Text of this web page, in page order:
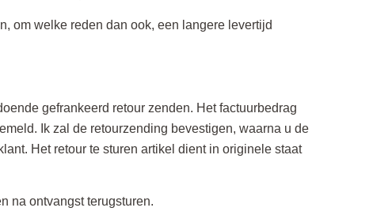
om welke reden dan ook, een langere levertijd
gefrankeerd retour zenden. Het factuurbedrag
Ik zal de retourzending bevestigen, waarna u de
Het retour te sturen artikel dient in originele staat
na ontvangst terugsturen.